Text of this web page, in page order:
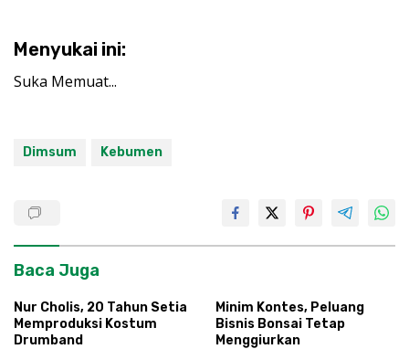
Menyukai ini:
Suka Memuat...
Dimsum Kebumen
Baca Juga
Nur Cholis, 20 Tahun Setia
Memproduksi Kostum
Drumband
Minim Kontes, Peluang
Bisnis Bonsai Tetap
Menggiurkan